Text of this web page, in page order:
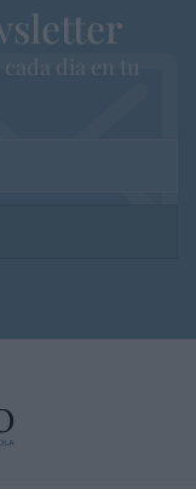
dia en tu